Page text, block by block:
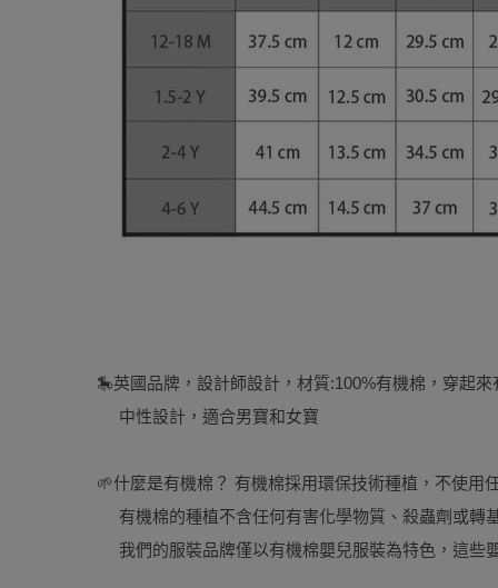
🎠英國品牌，設計師設計，材質:100%有機棉，穿起來
中性設計，適合男寶和女寶
🌱什麼是有機棉？ 有機棉採用環保技術種植，不使用
有機棉的種植不含任何有害化學物質、殺蟲劑或轉
我們的服裝品牌僅以有機棉嬰兒服裝為特色，這些